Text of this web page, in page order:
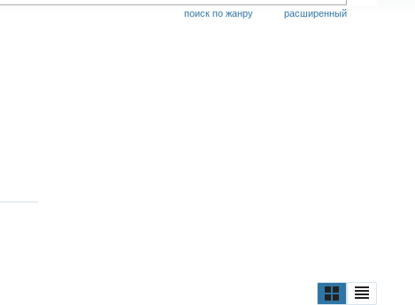
расширенный
поиск по жанру